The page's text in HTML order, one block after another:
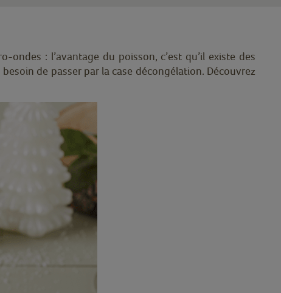
: l’avantage du poisson, c’est qu’il existe des
de passer par la case décongélation. Découvrez